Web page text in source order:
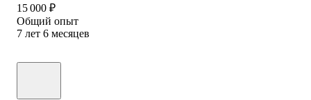
15 000 ₽
Общий опыт
7 лет 6 месяцев